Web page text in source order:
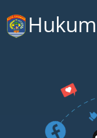
Hukum